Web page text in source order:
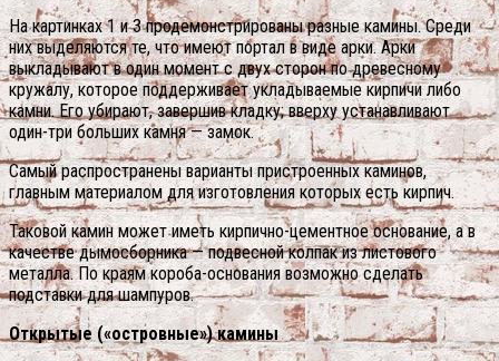
На картинках 1 и 3 продемонстрированы разные камины. Среди
них выделяются те, что имеют портал в виде арки. Арки
выкладывают в один момент с двух сторон по древесному
кружалу, которое поддерживает укладываемые кирпичи либо
камни. Его убирают, завершив кладку; вверху устанавливают
один-три больших камня — замок.
Самый распространены варианты пристроенных каминов,
главным материалом для изготовления которых есть кирпич.
Таковой камин может иметь кирпично-цементное основание, а в
качестве дымосборника — подвесной колпак из листового
металла. По краям короба-основания возможно сделать
подставки для шампуров.
Открытые («островные») камины